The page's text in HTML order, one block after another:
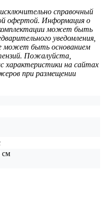
справочный
офертой. Информация о
может быть
уведомления,
может быть основанием
Пожалуйста,
характеристики на сайтах
при размещении
см